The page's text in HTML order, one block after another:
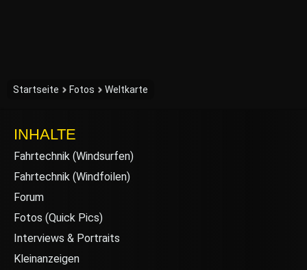
Startseite Fotos Weltkarte
INHALTE
Fahrtechnik (Windsurfen)
Fahrtechnik (Windfoilen)
Forum
Fotos (Quick Pics)
Interviews & Portraits
Kleinanzeigen